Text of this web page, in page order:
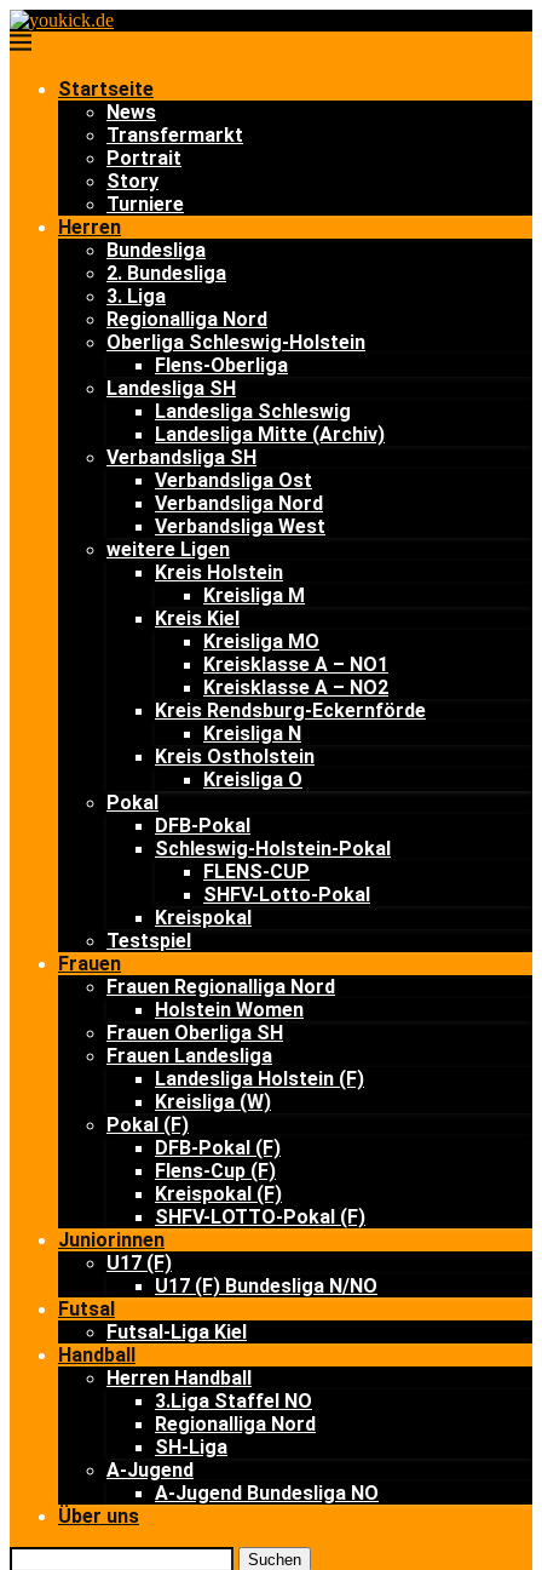
Startseite
News
Transfermarkt
Portrait
Story
Turniere
Herren
Bundesliga
2. Bundesliga
3. Liga
Regionalliga Nord
Oberliga Schleswig-Holstein
Flens-Oberliga
Landesliga SH
Landesliga Schleswig
Landesliga Mitte (Archiv)
Verbandsliga SH
Verbandsliga Ost
Verbandsliga Nord
Verbandsliga West
weitere Ligen
Kreis Holstein
Kreisliga M
Kreis Kiel
Kreisliga MO
Kreisklasse A – NO1
Kreisklasse A – NO2
Kreis Rendsburg-Eckernförde
Kreisliga N
Kreis Ostholstein
Kreisliga O
Pokal
DFB-Pokal
Schleswig-Holstein-Pokal
FLENS-CUP
SHFV-Lotto-Pokal
Kreispokal
Testspiel
Frauen
Frauen Regionalliga Nord
Holstein Women
Frauen Oberliga SH
Frauen Landesliga
Landesliga Holstein (F)
Kreisliga (W)
Pokal (F)
DFB-Pokal (F)
Flens-Cup (F)
Kreispokal (F)
SHFV-LOTTO-Pokal (F)
Juniorinnen
U17 (F)
U17 (F) Bundesliga N/NO
Futsal
Futsal-Liga Kiel
Handball
Herren Handball
3.Liga Staffel NO
Regionalliga Nord
SH-Liga
A-Jugend
A-Jugend Bundesliga NO
Über uns
Suchen